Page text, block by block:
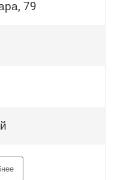
79